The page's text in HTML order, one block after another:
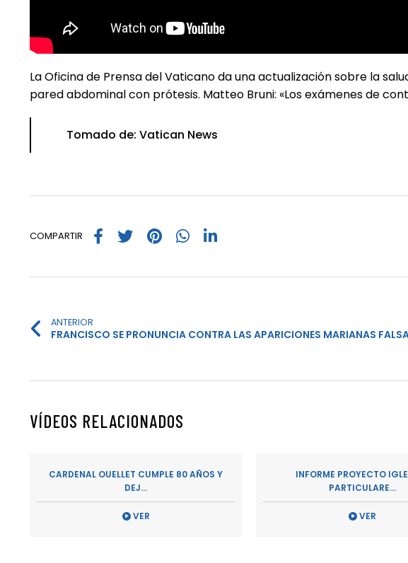
La Oficina de Prensa del Vaticano da una actualización sobre la
pared abdominal con prótesis. Matteo Bruni: «Los exámenes de
Tomado de: Vatican News
COMPARTIR
ANTERIOR
FRANCISCO SE PRONUNCIA CONTRA LAS APARICIONES MARIANAS
VÍDEOS RELACIONADOS
CARDENAL OUELLET CUMPLE 80 AÑOS Y
DEJ...
VER
INFORME PROYECTO
PARTICULARE...
VER